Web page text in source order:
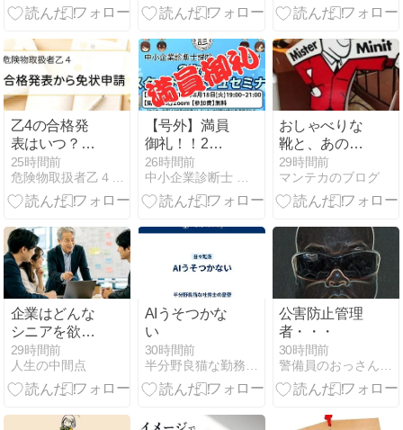
学レベルを現
説
乙4の合格発
表はいつ？結
果確認と免状
申請の流れ
25時間前
危険物取扱者乙４養成所
【号外】満員
御礼！！2次
試験スタート
ダッシュセミ
ナー受付終了
26時間前
中小企業診断士 一発合格道場
おしゃべりな
靴と、あの頃
の赤ジャケッ
ト
29時間前
マンテカのブログ
企業はどんな
シニアを欲し
がるのか｜AI
時代に求めら
れる本当の力
29時間前
人生の中間点
AIうそつかな
い
30時間前
半分野良猫な勤務社労士の憂鬱
公害防止管理
者・・・
30時間前
警備員のおっさんのお受験日記